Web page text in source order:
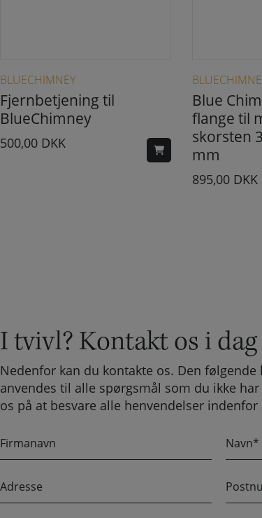
BLUECHIMNEY
Fjernbetjening til
BlueChimney
500,00 DKK
Blue
flange til
skorsten
mm
895,00 DKK
I tvivl? Kontakt os i dag
Nedenfor kan du kontakte os. Den
anvendes til alle spørgsmål som du ikke
os på at besvare alle henvendelser indenfor
i
m
a
a
n
d
o